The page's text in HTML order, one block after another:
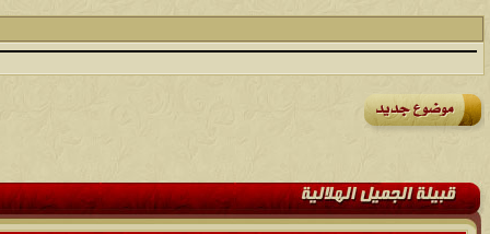
موقع رائع جداً للقران الكريم مع تفسيره فقط بمجرد ماتضع
التفسير
حافز يستثني وساهريعم ويشمل؟
إثـبت وجـودك , لآتقرأ وترحل ,شآرك بـ رد أو موضوع !!